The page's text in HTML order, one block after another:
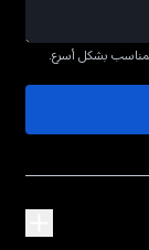
بشكل أسرع.